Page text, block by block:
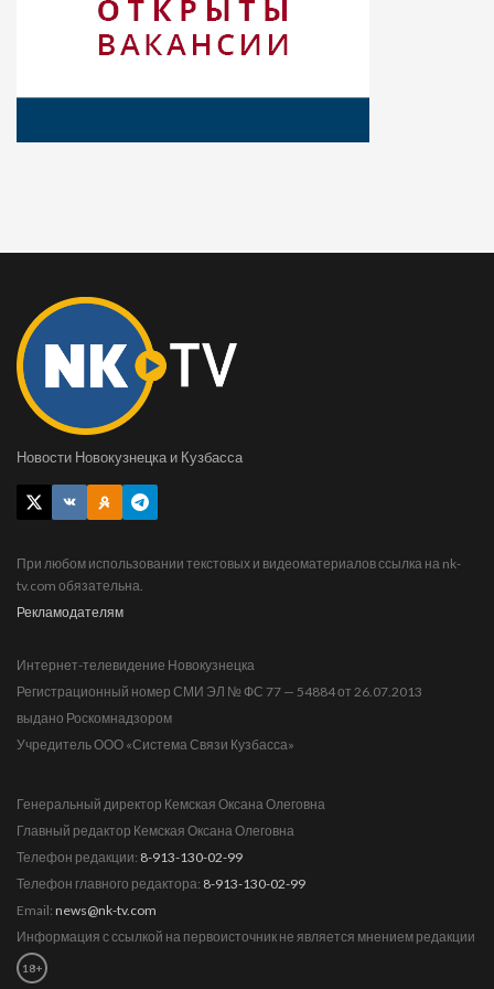
Новости Новокузнецка и Кузбасса
При любом использовании текстовых и видеоматериалов ссылка на nk-
tv.com обязательна.
Рекламодателям
Интернет-телевидение Новокузнецка
Регистрационный номер СМИ ЭЛ № ФС 77 — 54884 от 26.07.2013
выдано Роскомнадзором
Учредитель ООО «Система Связи Кузбасса»
Генеральный директор Кемская Оксана Олеговна
Главный редактор Кемская Оксана Олеговна
Телефон редакции: 8-913-130-02-99
Телефон главного редактора: 8-913-130-02-99
Email: news@nk-tv.com
Информация с ссылкой на первоисточник не является мнением редакции
18+